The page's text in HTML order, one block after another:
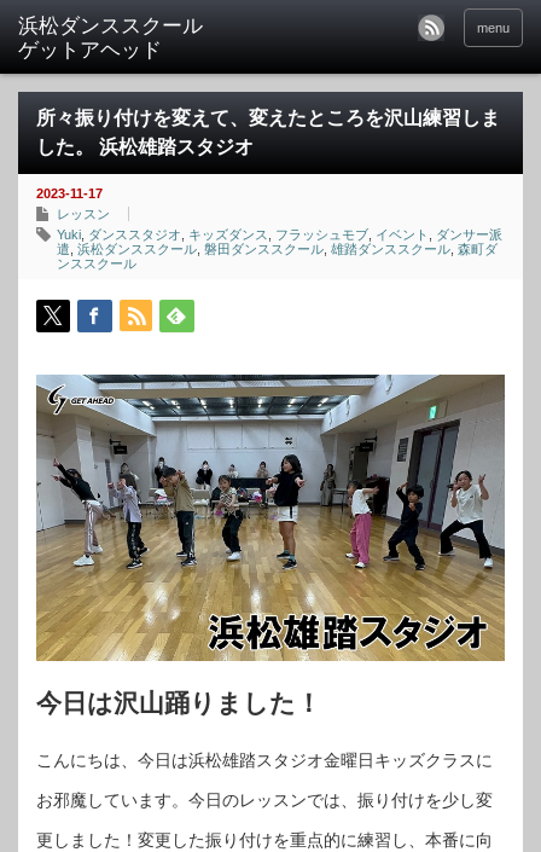
menu
所々振り付けを変えて、変えたところを沢山練習しま
した。 浜松雄踏スタジオ
2023-11-17
レッスン
Yuki ダンススタジオ キッズダンス フラッシュモブ イベント
ダンサー派
遣 浜松ダンススクール 磐田ダンススクール 雄踏ダンススクール 森町ダ
ンススクール
今日は沢山踊りました！
こんにちは、今日は浜松雄踏スタジオ金曜日キッズクラスに
お邪魔しています。今日のレッスンでは、振り付けを少し変
更しました！変更した振り付けを重点的に練習し、本番に向